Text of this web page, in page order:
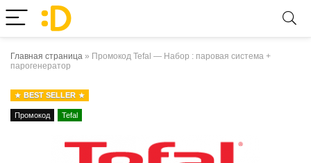
Главная страница » Промокод Tefal — Набор : паровая система +
парогенератор
BEST SELLER
Промокод Tefal